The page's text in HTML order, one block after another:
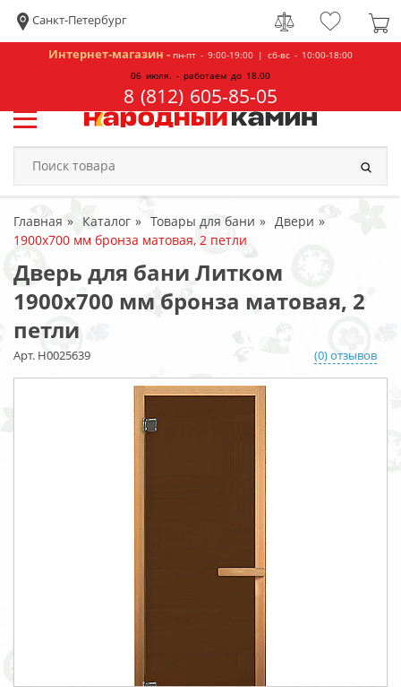
Санкт-Петербург
Интернет-магазин - пн-пт - 9:00-19:00 | сб-вс - 10:00-18:00
06 июля. - работаем до 18.00
8 (812) 605-85-05
Главная Каталог Товары для бани
Двери
1900х700 мм бронза матовая, 2 петли
Дверь для бани Литком
1900х700 мм бронза матовая, 2
петли
Арт. Н0025639 (0) отзывов